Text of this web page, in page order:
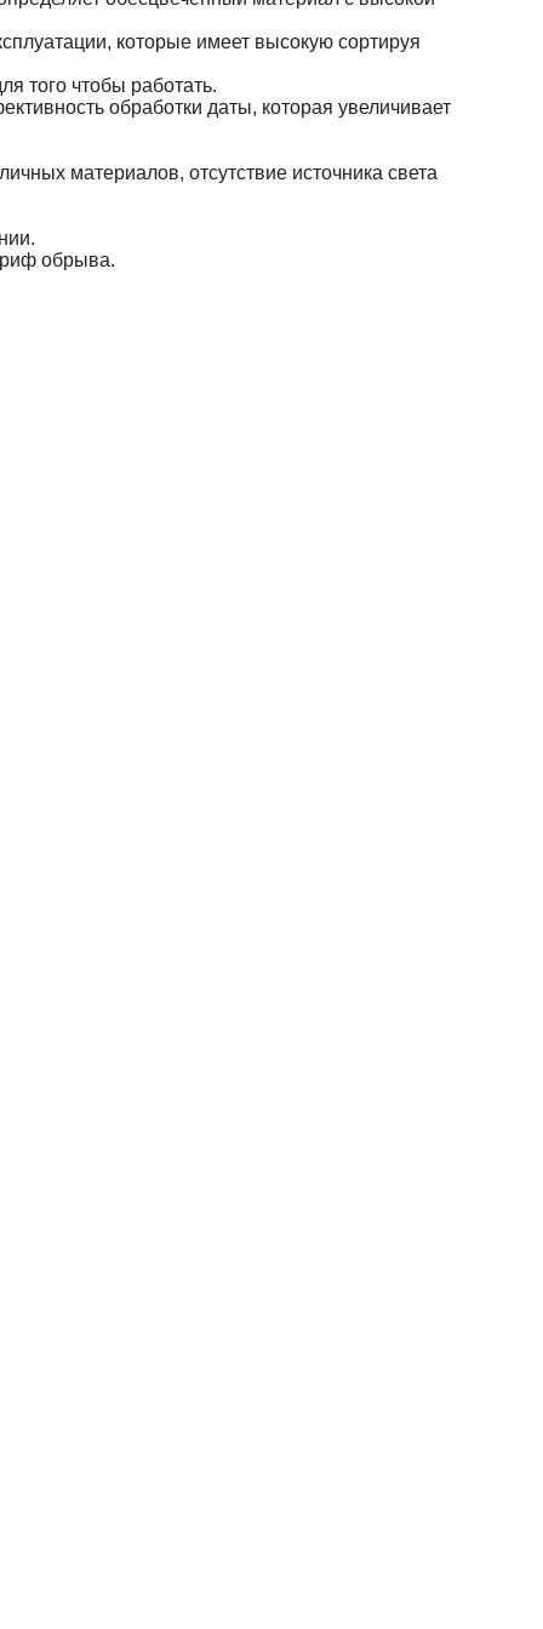
которые имеет высокую сортируя
того чтобы работать.
обработки даты, которая увеличивает
материалов, отсутствие источника света
обрыва.